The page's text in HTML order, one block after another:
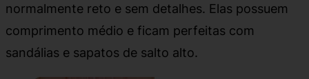
normalmente reto e sem detalhes. Elas possuem
comprimento médio e ficam perfeitas com
sandálias e sapatos de salto alto.